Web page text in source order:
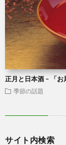
正月と日本酒 – 「
季節の話題
サイト内検索